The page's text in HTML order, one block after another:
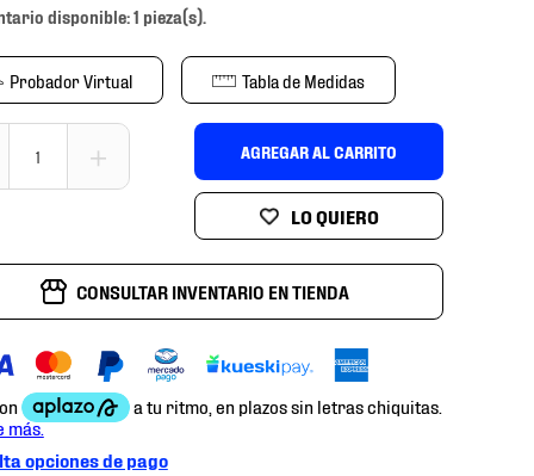
disponible: 1 pieza(s).
Probador Virtual Tabla de Medidas
＋ AGREGAR AL CARRITO
CONSULTAR INVENTARIO EN TIENDA
opciones de pago